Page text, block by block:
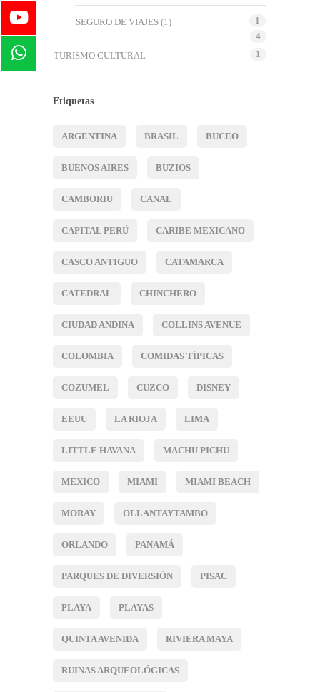
SEGURO DE VIAJES (1)
1
4
TURISMO CULTURAL
1
Etiquetas
ARGENTINA BRASIL BUCEO
BUENOS AIRES BUZIOS
CAMBORIU CANAL
CAPITAL PERÚ CARIBE MEXICANO
CASCO ANTIGUO CATAMARCA
CATEDRAL CHINCHERO
CIUDAD ANDINA COLLINS AVENUE
COLOMBIA COMIDAS TÍPICAS
COZUMEL CUZCO DISNEY
EEUU LA RIOJA LIMA
LITTLE HAVANA MACHU PICHU
MEXICO MIAMI MIAMI BEACH
MORAY OLLANTAYTAMBO
ORLANDO PANAMÁ
PARQUES DE DIVERSIÓN PISAC
PLAYA PLAYAS
QUINTA AVENIDA RIVIERA MAYA
RUINAS ARQUEOLÓGICAS